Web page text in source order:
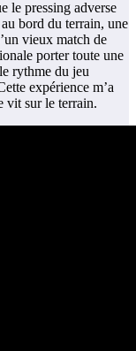
le pressing adverse
bord du terrain, une
vieux match de
porter toute une
rythme du jeu
expérience m’a
vit sur le terrain.